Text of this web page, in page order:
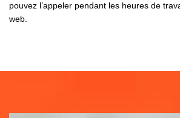
pouvez l’appeler pendant les heures de
web.